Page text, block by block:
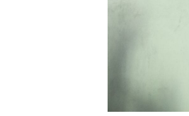
Pelantikan